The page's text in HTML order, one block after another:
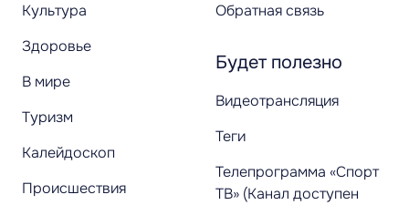
Культура
Здоровье
В мире
Туризм
Калейдоскоп
Происшествия
Обратная связь
Будет полезно
Видеотрансляция
Теги
Телепрограмма «Спорт
ТВ» (Канал доступен